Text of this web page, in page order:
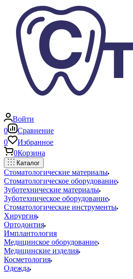
Войти
0
Сравнение
0
Избранное
0Корзина
Каталог
Стоматологические материалы
Стоматологическое оборудование
Зуботехнические материалы
Зуботехническое оборудование
Стоматологические инструменты
Хирургия
Ортодонтия
Имплантология
Медицинское оборудование
Медицинские изделия
Косметология
Одежда